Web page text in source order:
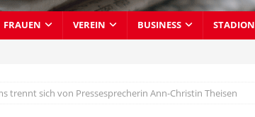
FRAUEN VEREIN BUSINESS STADION
trennt sich von Pressesprecherin Ann-Christin Theisen